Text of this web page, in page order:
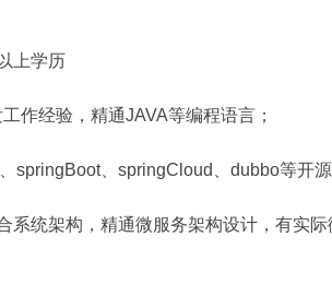
上学历
经验，精通JAVA等编程语言；
、springCloud、dubbo等开源
统架构，精通微服务架构设计，有实际